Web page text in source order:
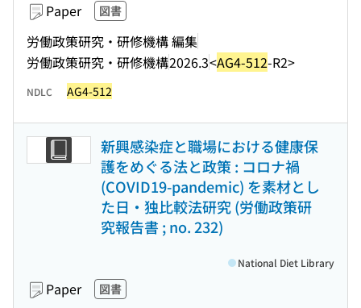
Paper 図書
労働政策研究・研修機構 編集
労働政策研究・研修機構2026.3<AG4-512-R2>
NDLC AG4-512
新興感染症と職場における健康保
護をめぐる法と政策 : コロナ禍
(COVID19-pandemic) を素材とし
た日・独比較法研究 (労働政策研
究報告書 ; no. 232)
Paper 図書
National Diet Library